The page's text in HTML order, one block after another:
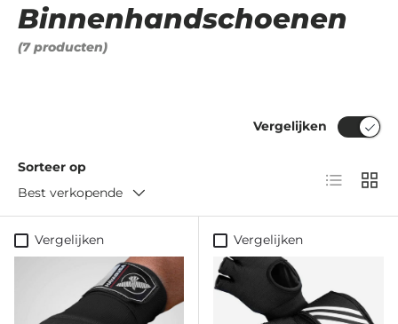
Binnenhandschoenen
(7 producten)
Sorteer op
Best verkopende
Vergelijken
Lijst
Vergelijken Vergelijken